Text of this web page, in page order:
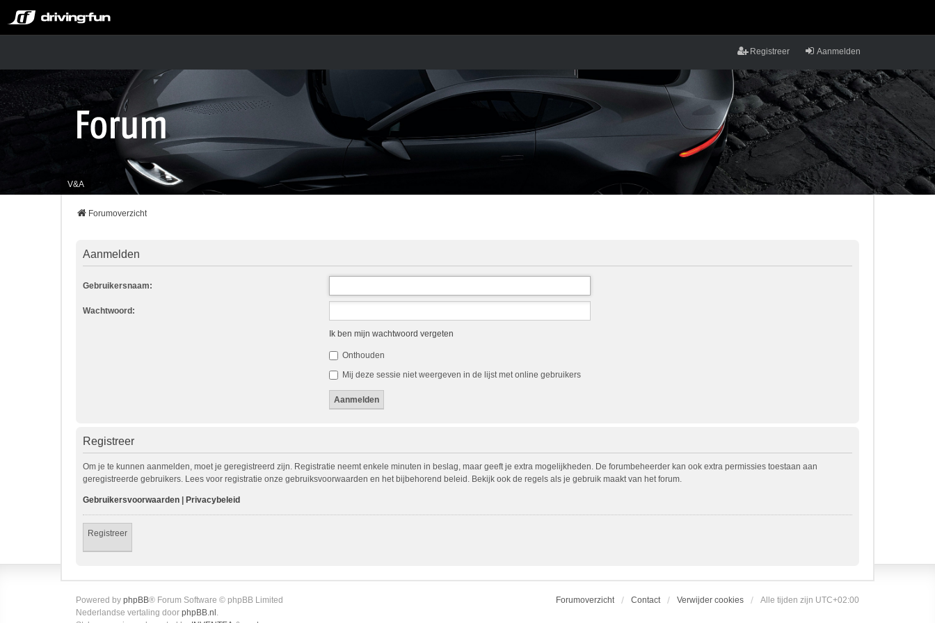
Aanmelden
Registreer
V&A
Forumoverzicht
Aanmelden
Gebruikersnaam:
Wachtwoord:
Ik ben mijn wachtwoord vergeten
Onthouden
Mij deze sessie niet weergeven in de lijst met online gebruikers
Registreer
Om je te kunnen aanmelden, moet je geregistreerd zijn. Registratie neemt enkele minuten in beslag, maar geeft je extra mogelijkheden. De forumbeheerder kan ook extra permissies toestaan aan
geregistreerde gebruikers. Lees voor registratie onze gebruiksvoorwaarden en het bijbehorend beleid. Bekijk ook de regels als je gebruik maakt van het forum.
Gebruikersvoorwaarden Privacybeleid
Registreer
Forumoverzicht Contact Verwijder cookies Alle tijden zijn UTC+02:00
Powered by phpBB® Forum Software © phpBB Limited
Nederlandse vertaling door phpBB.nl .